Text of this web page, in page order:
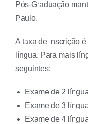
Pós-Graduação
Paulo.
A taxa de inscrição
língua. Para mais
seguintes:
Exame de 2
Exame de 3
Exame de 4